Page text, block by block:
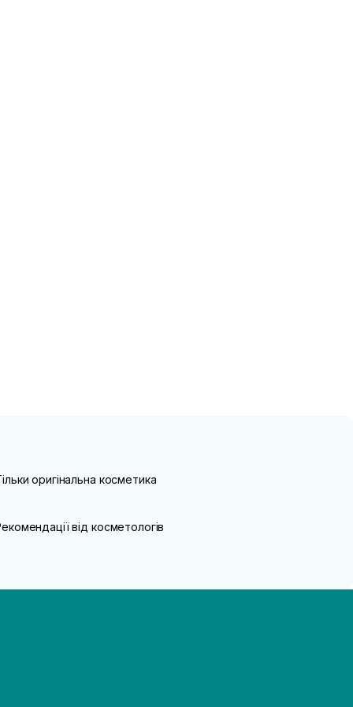
оригінальна косметика
від косметологів